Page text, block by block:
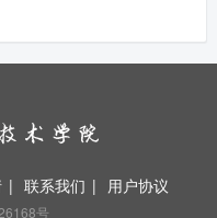
| 联系我们 | 用户协议
号